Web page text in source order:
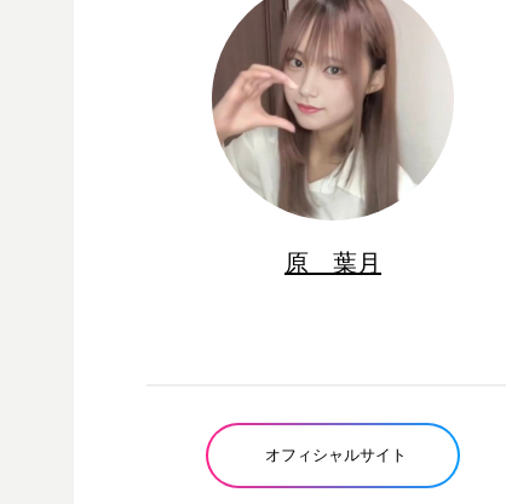
原 葉月
オフィシャルサイト